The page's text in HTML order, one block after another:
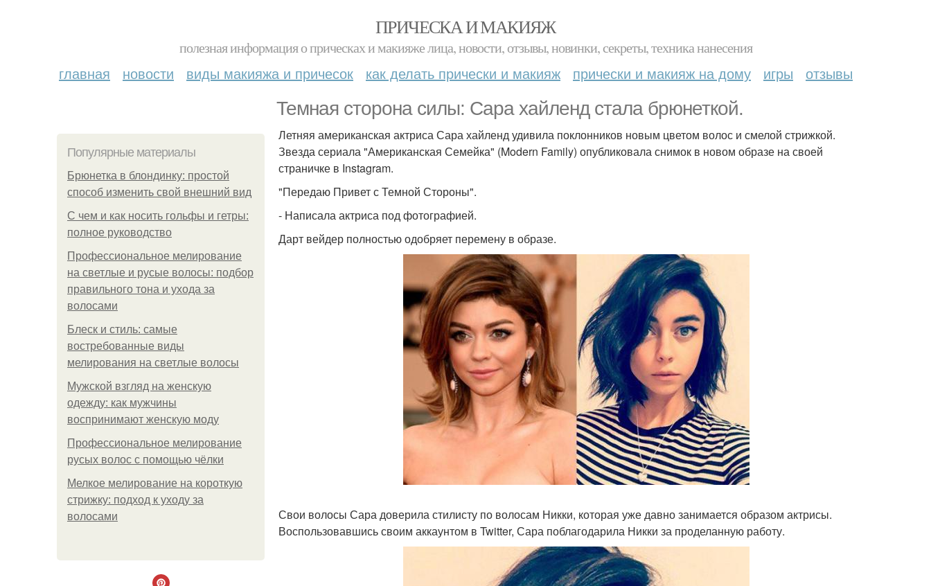
ПРИЧЕСКА И МАКИЯЖ
полезная информация о прическах и макияже лица, новости, отзывы, новинки, секреты, техника нанесения
главная новости виды макияжа и причесок как делать прически и макияж прически и макияж на дому игры отзывы
Темная сторона силы: Сара хайленд стала брюнеткой.
Популярные материалы
Брюнетка в блондинку: простой
способ изменить свой внешний вид
С чем и как носить гольфы и гетры:
полное руководство
Профессиональное мелирование
на светлые и русые волосы: подбор
правильного тона и ухода за
волосами
Блеск и стиль: самые
востребованные виды
мелирования на светлые волосы
Мужской взгляд на женскую
одежду: как мужчины
воспринимают женскую моду
Профессиональное мелирование
русых волос с помощью чёлки
Мелкое мелирование на короткую
стрижку: подход к уходу за
волосами
Летняя американская актриса Сара хайленд удивила поклонников новым цветом волос и смелой стрижкой.
Звезда сериала "Американская Семейка" (Modern Family) опубликовала снимок в новом образе на своей
страничке в Instagram.
"Передаю Привет с Темной Стороны".
- Написала актриса под фотографией.
Дарт вейдер полностью одобряет перемену в образе.
Свои волосы Сара доверила стилисту по волосам Никки, которая уже давно занимается образом актрисы.
Воспользовавшись своим аккаунтом в Twitter, Сара поблагодарила Никки за проделанную работу.